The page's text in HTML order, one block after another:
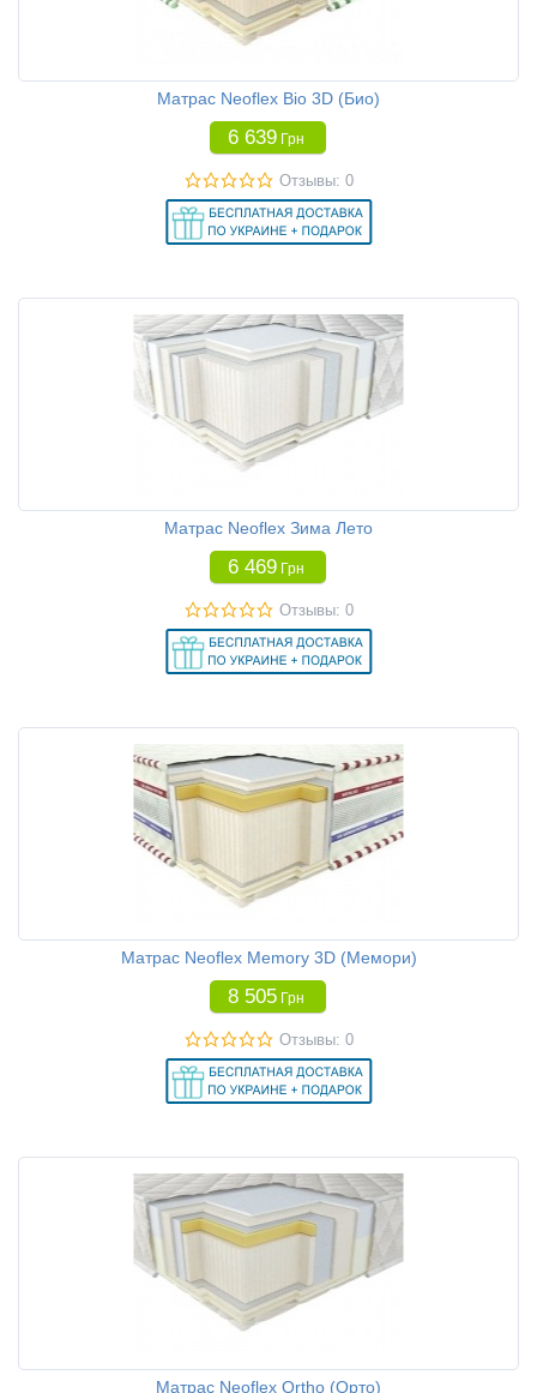
Матрас Neoflex Bio 3D (Био)
6 639 Грн
Отзывы: 0
Матрас Neoflex Зима Лето
6 469 Грн
Отзывы: 0
Матрас Neoflex Memory 3D (Мемори)
8 505 Грн
Отзывы: 0
Матрас Neoflex Ortho (Орто)